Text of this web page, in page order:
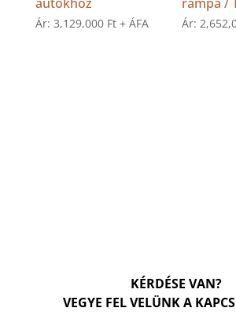
Ár: 3,129,000 Ft + ÁFA Ár:
KÉRDÉSE VAN?
VEGYE FEL VELÜNK A